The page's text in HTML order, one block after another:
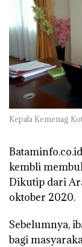
Kepala Kemenag
kembli
Dikutip dari
oktober 2020.
Sebelumnya,
bagi